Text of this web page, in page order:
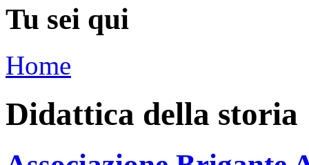
Tu sei qui
Home
Didattica della storia